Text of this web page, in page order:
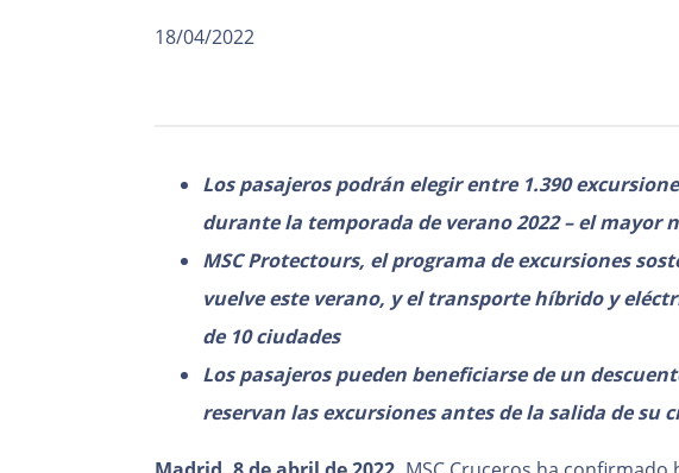
18/04/2022
Los pasajeros podrán elegir entre 1.390
durante la temporada de verano 2022 – el mayor
MSC Protectours, el programa de excursiones
vuelve este verano, y el transporte híbrido y
de 10 ciudades
Los pasajeros pueden beneficiarse de un
reservan las excursiones antes de la salida de su